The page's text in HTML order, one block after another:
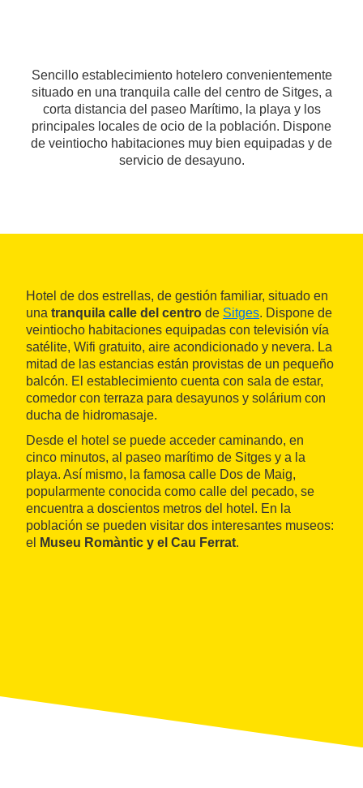
Sencillo establecimiento hotelero convenientemente
situado en una tranquila calle del centro de Sitges, a
corta distancia del paseo Marítimo, la playa y los
principales locales de ocio de la población. Dispone
de veintiocho habitaciones muy bien equipadas y de
servicio de desayuno.
Hotel de dos estrellas, de gestión familiar, situado en
una tranquila calle del centro de Sitges. Dispone de
veintiocho habitaciones equipadas con televisión vía
satélite, Wifi gratuito, aire acondicionado y nevera. La
mitad de las estancias están provistas de un pequeño
balcón. El establecimiento cuenta con sala de estar,
comedor con terraza para desayunos y solárium con
ducha de hidromasaje.
Desde el hotel se puede acceder caminando, en
cinco minutos, al paseo marítimo de Sitges y a la
playa. Así mismo, la famosa calle Dos de Maig,
popularmente conocida como calle del pecado, se
encuentra a doscientos metros del hotel. En la
población se pueden visitar dos interesantes museos:
el
Museu Romàntic y el Cau Ferrat.